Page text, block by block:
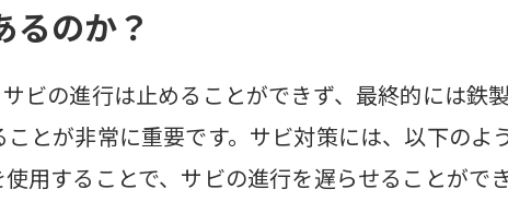
るのか？
ビの進行は止めることができず、最終的には鉄
とが非常に重要です。サビ対策には、以下のよ
用することで、サビの進行を遅らせることがで